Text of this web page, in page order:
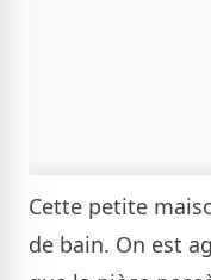
Cette petite
de bain. On est